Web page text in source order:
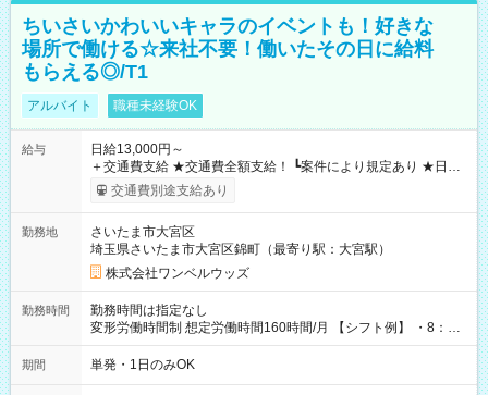
ちいさいかわいいキャラのイベントも！好きな
場所で働ける☆来社不要！働いたその日に給料
もらえる◎/T1
アルバイト 職種未経験OK
給与
日給13,000円～
＋交通費支給 ★交通費全額支給！ ┗案件により規定あり ★日払
いOK！（規定あり） ┗働いたその日に現金GET♪ お仕事後はコ
ンビニATMから 日払い分を引き落とせます！ 【試用期間】試
交通費別途支給あり
勤務地
さいたま市大宮区
埼玉県さいたま市大宮区錦町（最寄り駅：大宮駅）
株式会社ワンベルウッズ
勤務時間
勤務時間は指定なし
変形労働時間制 想定労働時間160時間/月 【シフト例】 ・8：00
～21：00
期間 単発・1日のみOK